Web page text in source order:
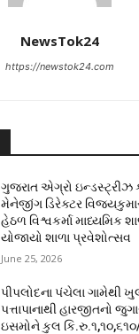
NewsTok24
https://newstok24.com
ગુજરાત એગ્રો ઇન્ડસ્ટ્રીઝ
મેનેજીંગ ડિરેક્ટર
હેઠળ વિશ્વકર્મા માધ્યમિક
યોજાયો શાળા પ્રવેશોત્સવ
June 25, 2026
પીપલોદના પંચેલા ગામેથી
પત્તાપાનાથી હારજીતનો
ઇસમોને કુલ